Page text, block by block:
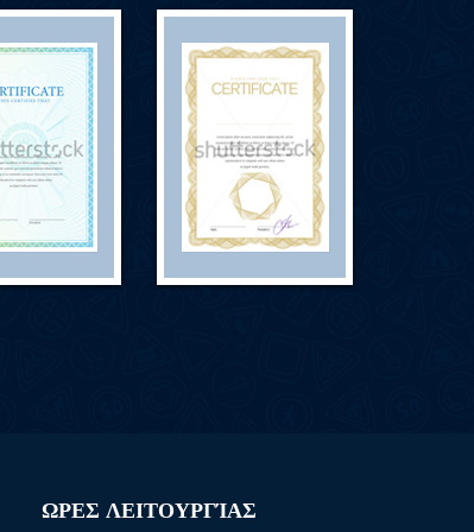
ΩΡΕΣ ΛΕΙΤΟΥΡΓΊΑΣ